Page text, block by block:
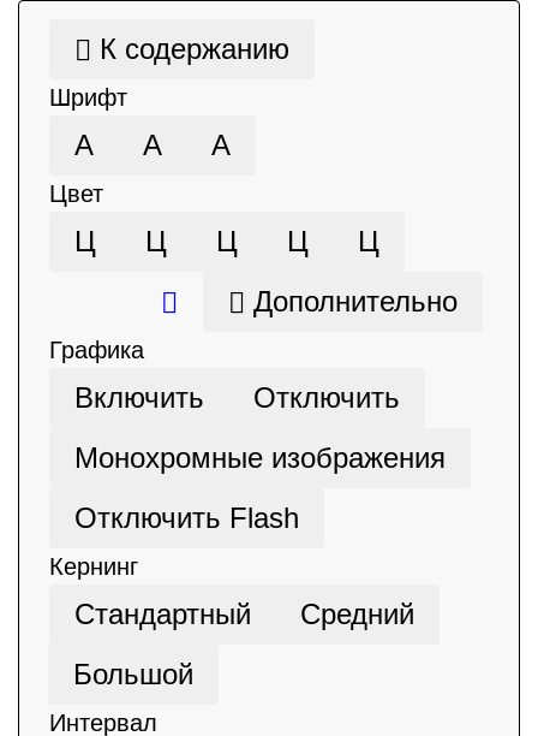
К содержанию
Шрифт
А А А
Цвет
Ц Ц Ц Ц
Ц
Дополнительно
Графика
Включить
Отключить
Монохромные изображения
Отключить Flash
Кернинг
Стандартный
Средний
Большой
Интервал